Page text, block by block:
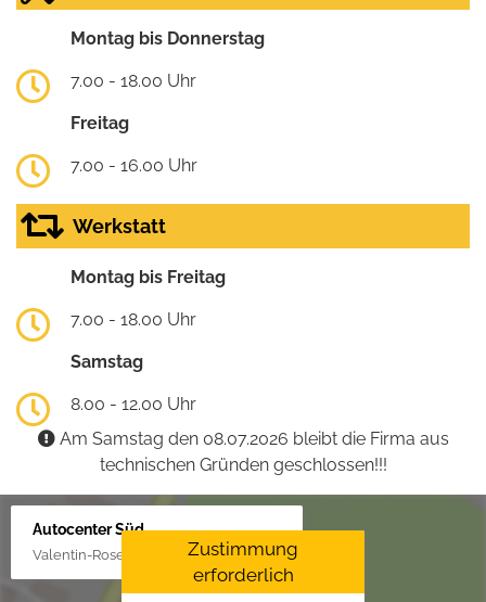
Montag bis Donnerstag
7.00 - 18.00 Uhr
Freitag
7.00 - 16.00 Uhr
Werkstatt
Montag bis Freitag
7.00 - 18.00 Uhr
Samstag
8.00 - 12.00 Uhr
Am Samstag den 08.07.2026 bleibt die Firma aus
technischen Gründen geschlossen!!!
Autocenter Süd
Valentin-Rose-Str. 3, 16816 Neuruppin
Zustimmung
erforderlich